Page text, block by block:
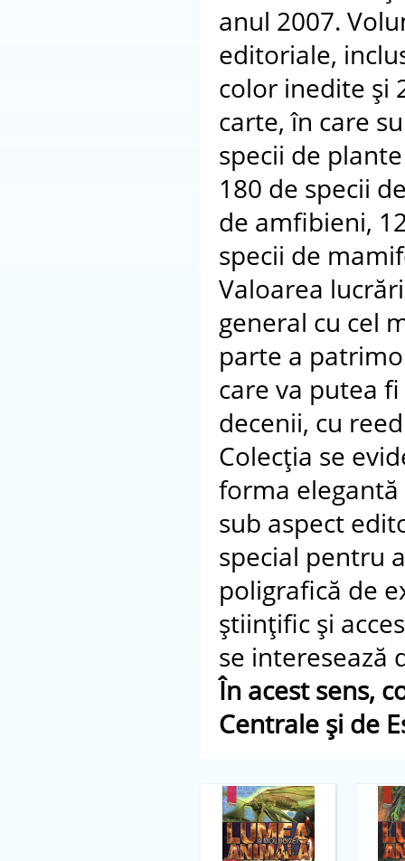
anul 2007.
editoriale,
color inedite şi
carte, în care
specii de
180 de specii
de amfibieni,
specii de
Valoarea
general cu cel
parte a
care va putea
decenii, cu
Colecţia se
forma
sub aspect
special pentru
poligrafică de
ştiinţific şi
se interesează
În acest sens,
Centrale şi de